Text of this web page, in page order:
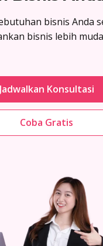
bisnis Anda
bisnis lebih
Jadwalkan Konsultasi
Coba Gratis